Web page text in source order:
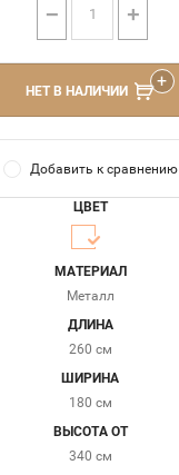
− +
НЕТ В НАЛИЧИИ
Добавить к сравнению
ЦВЕТ
МАТЕРИАЛ
Металл
ДЛИНА
260 см
ШИРИНА
180 см
ВЫСОТА ОТ
340 см